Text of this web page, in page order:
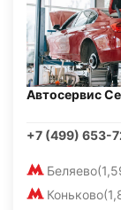
Автосервис
+7 (499) 653-
Беляево
Коньково